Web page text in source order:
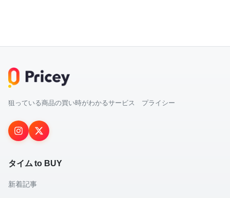
狙っている商品の買い時がわかるサービス プライシー
タイム to BUY
新着記事